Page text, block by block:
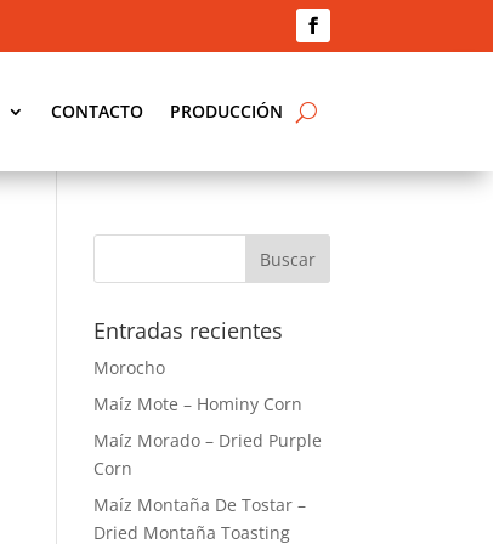
CONTACTO PRODUCCIÓN
Entradas recientes
Morocho
Maíz Mote – Hominy Corn
Maíz Morado – Dried Purple
Corn
Maíz Montaña De Tostar –
Dried Montaña Toasting